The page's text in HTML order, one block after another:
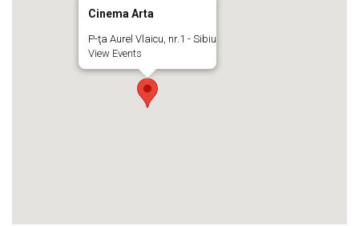
Cinema Arta
P-ţa Aurel Vlaicu, nr.1 - Sibiu
View Events